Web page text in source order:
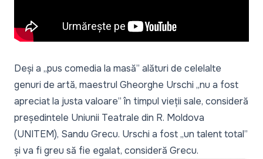
Deși a „pus comedia la masă” alături de celelalte
genuri de artă, maestrul Gheorghe Urschi „nu a fost
apreciat la justa valoare”în timpul vieții sale, consideră
președintele Uniunii Teatrale din R. Moldova
(UNITEM), Sandu Grecu. Urschi a fost„un talent total”
și va fi greu să fie egalat, consideră Grecu.